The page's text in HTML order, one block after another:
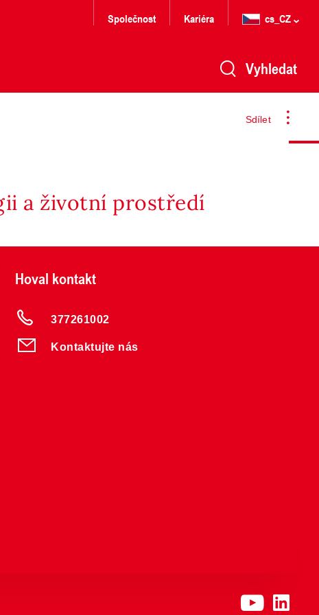
Společnost Kariéra cs_CZ
Vyhledat
Sdílet
a životní prostředí
Hoval kontakt
377261002
Kontaktujte nás